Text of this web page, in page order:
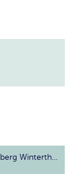
HC Rychenberg Winterthur